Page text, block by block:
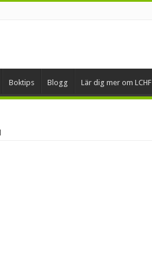
Boktips Blogg Lär dig mer om LCHF